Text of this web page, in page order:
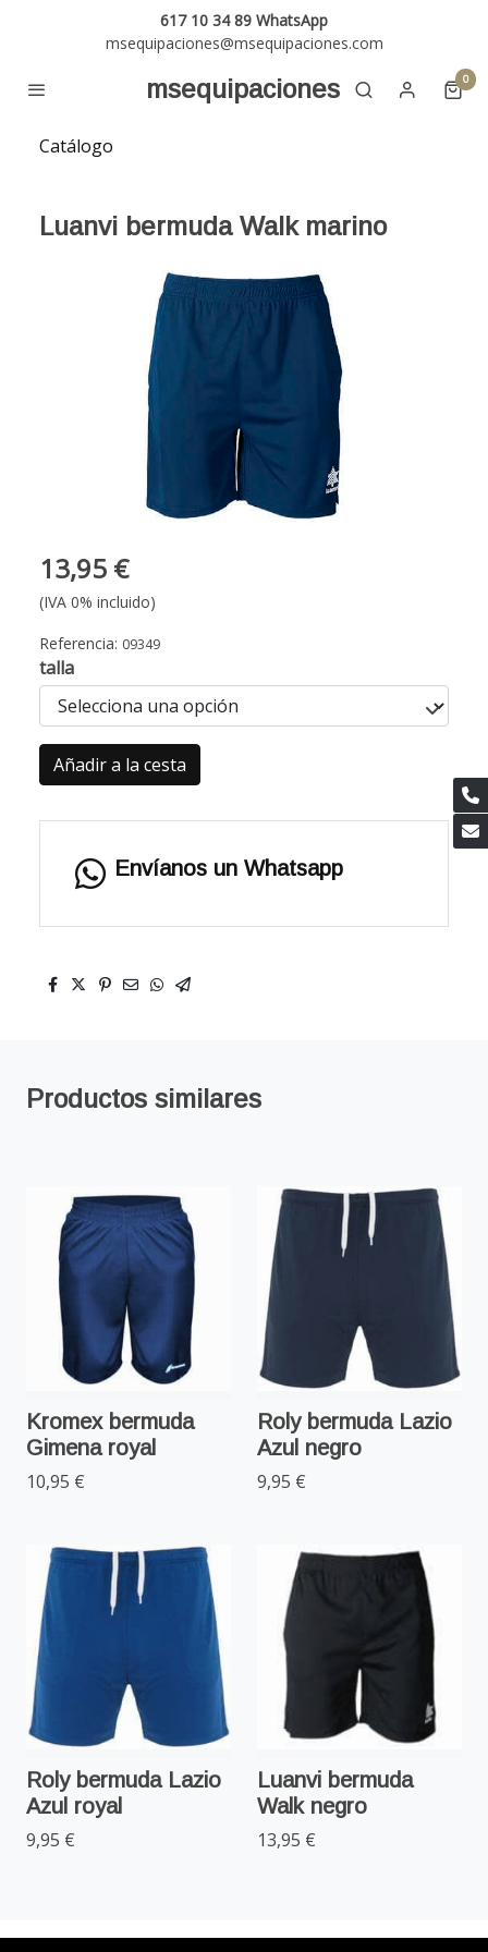
617 10 34 89 WhatsApp
msequipaciones@msequipaciones.com
msequipaciones 0
Catálogo
Luanvi bermuda Walk marino
13,95 €
(IVA 0% incluido)
Referencia: 09349
talla
Añadir a la cesta
Envíanos un Whatsapp
Productos similares
Kromex bermuda
Gimena royal
10,95 €
Roly bermuda Lazio
Azul negro
9,95 €
Roly bermuda Lazio
Azul royal
9,95 €
Luanvi bermuda
Walk negro
13,95 €